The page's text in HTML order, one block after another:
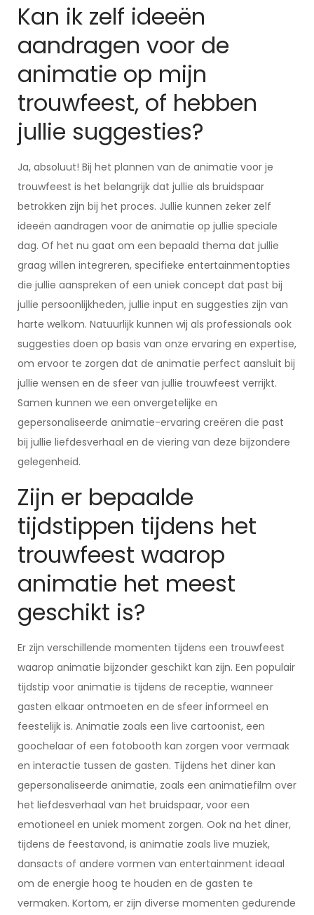
Kan ik zelf ideeën
aandragen voor de
animatie op mijn
trouwfeest, of hebben
jullie suggesties?
Ja, absoluut! Bij het plannen van de animatie voor je
trouwfeest is het belangrijk dat jullie als bruidspaar
betrokken zijn bij het proces. Jullie kunnen zeker zelf
ideeën aandragen voor de animatie op jullie speciale
dag. Of het nu gaat om een bepaald thema dat jullie
graag willen integreren, specifieke entertainmentopties
die jullie aanspreken of een uniek concept dat past bij
jullie persoonlijkheden, jullie input en suggesties zijn van
harte welkom. Natuurlijk kunnen wij als professionals ook
suggesties doen op basis van onze ervaring en expertise,
om ervoor te zorgen dat de animatie perfect aansluit bij
jullie wensen en de sfeer van jullie trouwfeest verrijkt.
Samen kunnen we een onvergetelijke en
gepersonaliseerde animatie-ervaring creëren die past
bij jullie liefdesverhaal en de viering van deze bijzondere
gelegenheid.
Zijn er bepaalde
tijdstippen tijdens het
trouwfeest waarop
animatie het meest
geschikt is?
Er zijn verschillende momenten tijdens een trouwfeest
waarop animatie bijzonder geschikt kan zijn. Een populair
tijdstip voor animatie is tijdens de receptie, wanneer
gasten elkaar ontmoeten en de sfeer informeel en
feestelijk is. Animatie zoals een live cartoonist, een
goochelaar of een fotobooth kan zorgen voor vermaak
en interactie tussen de gasten. Tijdens het diner kan
gepersonaliseerde animatie, zoals een animatiefilm over
het liefdesverhaal van het bruidspaar, voor een
emotioneel en uniek moment zorgen. Ook na het diner,
tijdens de feestavond, is animatie zoals live muziek,
dansacts of andere vormen van entertainment ideaal
om de energie hoog te houden en de gasten te
vermaken. Kortom, er zijn diverse momenten gedurende